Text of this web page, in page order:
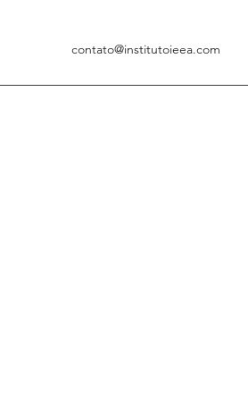
contato@institutoieea.com